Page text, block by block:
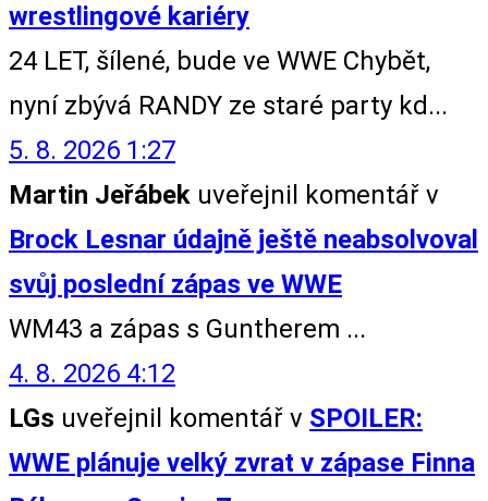
wrestlingové kariéry
24 LET, šílené, bude ve WWE Chybět,
nyní zbývá RANDY ze staré party kd...
5. 8. 2026 1:27
Martin Jeřábek uveřejnil komentář v
Brock Lesnar údajně ještě neabsolvoval
svůj poslední zápas ve WWE
WM43 a zápas s Guntherem ...
4. 8. 2026 4:12
LGs uveřejnil komentář v SPOILER:
WWE plánuje velký zvrat v zápase Finna